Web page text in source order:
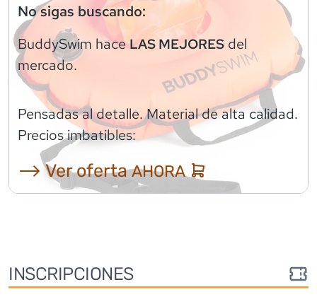
No sigas buscando:
BuddySwim haceLAS MEJORES del
mercado.
Pensadas al detalle. Material de alta calidad.
Precios imbatibles:
⟶ Ver ofertaAHORA
INSCRIPCIONES